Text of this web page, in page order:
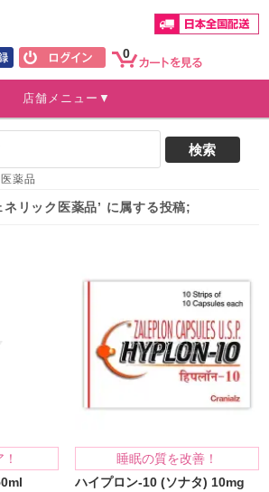
0
店舗メニュー▼
薬品
ネリック医薬品’ に属する投稿;
睡眠の質を改善！
ハイプロン-10 (ソナタ) 10mg